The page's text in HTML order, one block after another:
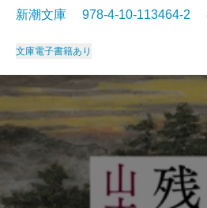
新潮文庫 978-4-10-113464-2
文庫電子書籍あり